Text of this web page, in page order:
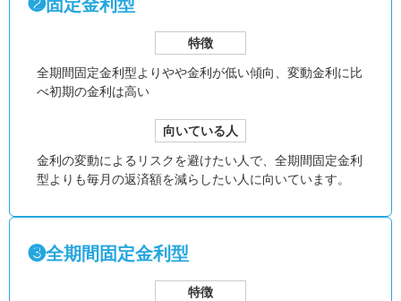
❷固定金利型
特徴
全期間固定金利型よりやや金利が低い傾向、 変動金利に比
べ初期の金利は高い
向いている人
金利の変動によるリスクを避けたい人で、全期間固定金利
型よりも毎月の返済額を減らしたい人に向いています。
❸全期間固定金利型
特徴